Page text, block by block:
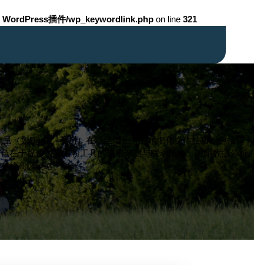
插件/wp_keywordlink.php on line 321
（如Dou+、千川）在粉丝增长中的精细化操作技巧，包括定
于提供大量增粉工具的使用评测与联动策略，例如数据分析
的高级策略。